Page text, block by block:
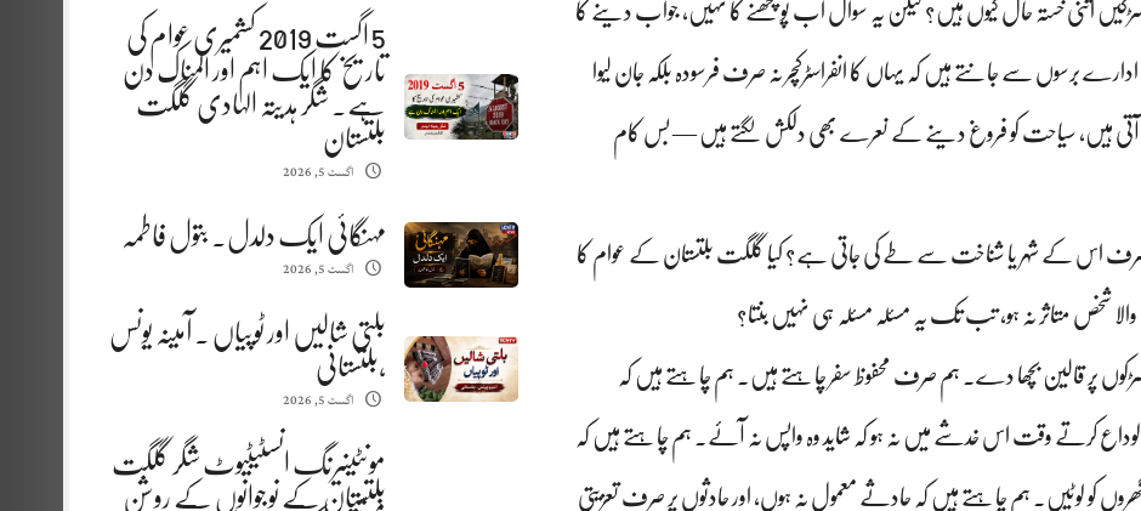
5 اگست 2019 کشمیری عوام کی
تاریخ کا ایک اہم اور المناک دن
ہے. شگر ہدیتہ الہادی گلگت
بلتستان
اگست 5, 2026
مہنگائی ایک دلدل. بتول فاطمہ
اگست 5, 2026
بلتی شالیں اور ٹوپیاں . آمینہ یونس
،بلتستانی
اگست 5, 2026
مونٹینیرنگ انسٹیٹیوٹ شگر گلگت
بلتستان کے نوجوانوں کے روشن
اتنی خستہ حال کیوں ہیں؟ لیکن یہ سوال اب پوچھنے کا نہیں، جواب دینے کا
برسوں سے جانتے ہیں کہ یہاں کا انفراسٹرکچر نہ صرف فرسودہ بلکہ جان لیوا
آتی ہیں، سیاحت کو فروغ دینے کے نعرے بھی دلکش لگتے ہیں — بس کام
صرف اس کے شہر یا شناخت سے طے کی جاتی ہے؟ کیا گلگت بلتستان کے عوام کا
متاثر نہ ہو، تب تک یہ مسئلہ مسئلہ ہی نہیں بنتا؟
پر قالین بچھا دے۔ ہم صرف محفوظ سفر چاہتے ہیں۔ ہم چاہتے ہیں کہ
الوداع کرتے وقت اس خدشے میں نہ ہو کہ شاید وہ واپس نہ آئے۔ ہم چاہتے ہیں کہ
کو لوٹیں۔ ہم چاہتے ہیں کہ حادثے معمول نہ ہوں، اور حادثوں پر صرف تعزیتی